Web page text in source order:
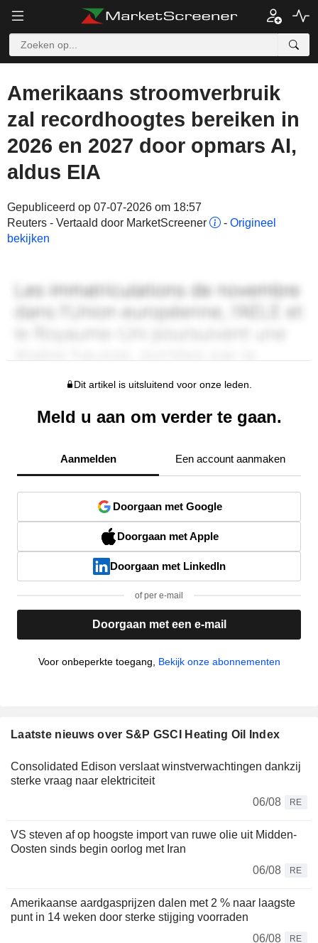
Amerikaans stroomverbruik
zal recordhoogtes bereiken in
2026 en 2027 door opmars AI,
aldus EIA
Gepubliceerd op 07-07-2026 om 18:57
Reuters - Vertaald door MarketScreener
- Origineel
bekijken
Dit artikel is uitsluitend voor onze leden.
Meld u aan om verder te gaan.
Aanmelden Een account aanmaken
Doorgaan met Google
Doorgaan met Apple
Doorgaan met LinkedIn
of per e-mail
Doorgaan met een e-mail
Voor onbeperkte toegang, Bekijk onze abonnementen
Laatste nieuws over S&P GSCI Heating Oil Index
Consolidated Edison verslaat winstverwachtingen dankzij
sterke vraag naar elektriciteit
06/08
RE
VS steven af op hoogste import van ruwe olie uit Midden-
Oosten sinds begin oorlog met Iran
06/08
RE
Amerikaanse aardgasprijzen dalen met 2 % naar laagste
punt in 14 weken door sterke stijging voorraden
06/08
RE